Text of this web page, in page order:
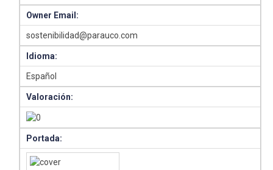
Owner Email:
sostenibilidad@parauco.com
Idioma:
Español
Valoración:
Portada: